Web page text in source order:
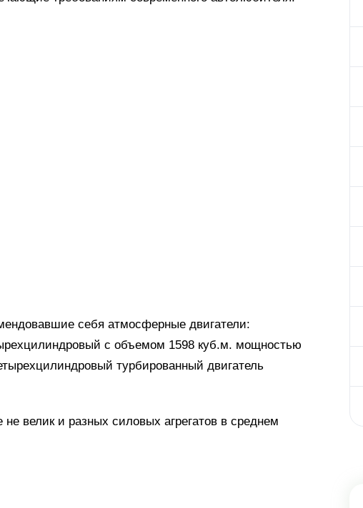
себя атмосферные двигатели:
с объемом 1598 куб.м. мощностью
турбированный двигатель
велик и разных силовых агрегатов в среднем